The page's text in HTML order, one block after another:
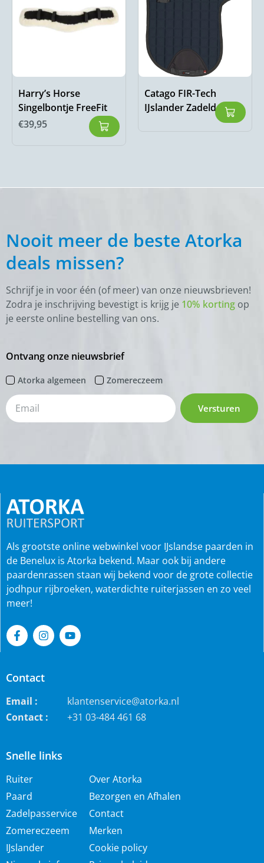
Harry’s Horse
Singelbontje FreeFit
€39,95
Catago FIR-Tech
IJslander Zadeldek
Nooit meer de beste Atorka
deals missen?
Schrijf je in voor één (of meer) van onze nieuwsbrieven!
Zodra je inschrijving bevestigt is krijg je 10% korting op
je eerste online bestelling van ons.
Ontvang onze nieuwsbrief
Atorka algemeen Zomereczeem
Versturen
Snelle links
Ruiter
Paard
Zadelpasservice
Zomereczeem
IJslander
Over Atorka
Bezorgen en Afhalen
Contact
Merken
Cookie policy
Als grootste online webwinkel voor IJslandse paarden in
de Benelux is Atorka bekend. Maar ook bij andere
paardenrassen staan wij bekend voor de grote collectie
jodhpur rijbroeken, waterdichte ruiterjassen en zo veel
meer!
Contact
Email :
klantenservice@atorka.nl
Contact :
+31 03-484 461 68